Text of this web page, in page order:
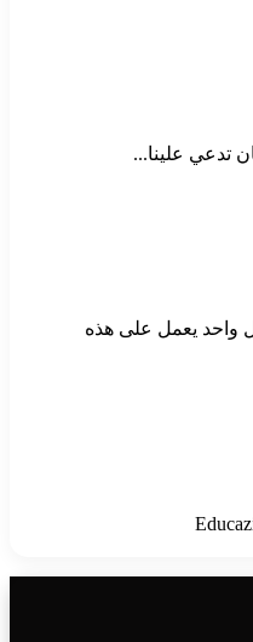
تدعي علينا...
واحد يعمل على هذه